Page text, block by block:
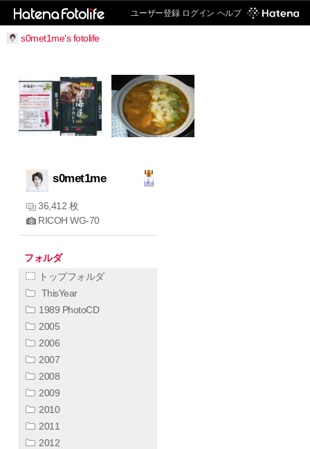
ユーザー登録 ログイン ヘルプ
s0met1me's fotolife
s0met1me
36,412 枚
RICOH WG-70
フォルダ
トップフォルダ
ThisYear
1989 PhotoCD
2005
2006
2007
2008
2009
2010
2011
2012